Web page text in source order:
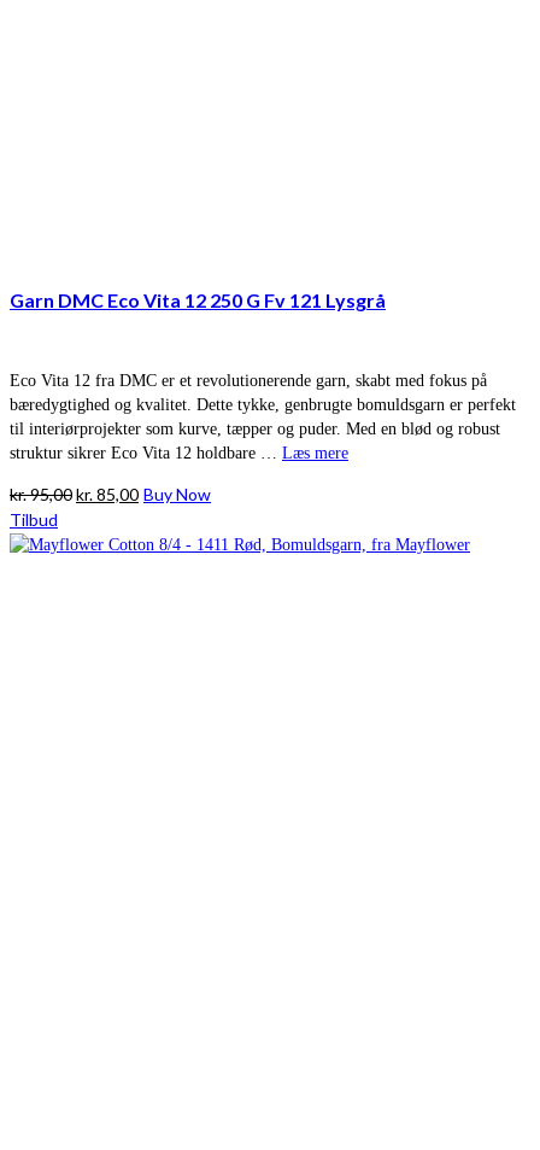
Garn DMC Eco Vita 12 250 G Fv 121 Lysgrå
Eco Vita 12 fra DMC er et revolutionerende garn, skabt med fokus på
bæredygtighed og kvalitet. Dette tykke, genbrugte bomuldsgarn er perfekt
til interiørprojekter som kurve, tæpper og puder. Med en blød og robust
struktur sikrer Eco Vita 12 holdbare … Læs mere
kr.95,00Den
pris
kr.85,00Den
pris
Buy Now
Tilbud